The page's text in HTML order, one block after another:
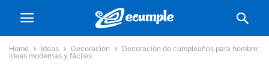
Home Ideas Decoración
Decoración de cumpleaños para hombre:
ideas modernas y fáciles